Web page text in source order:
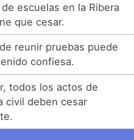
escuelas en la Ribera
que cesar.
reunir pruebas puede
confiesa.
todos los actos de
civil deben cesar